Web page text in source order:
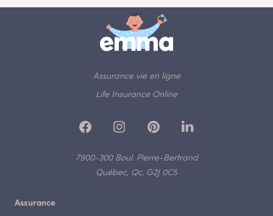
Assurance vie en ligne
Life Insurance Online
7900-300 Boul. Pierre-Bertrand
Québec, Qc, G2J 0C5
Assurance